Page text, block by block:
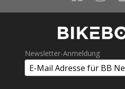
Newsletter-Anmeldung